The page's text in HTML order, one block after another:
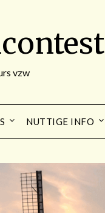
vzw
NUTTIGE INFO